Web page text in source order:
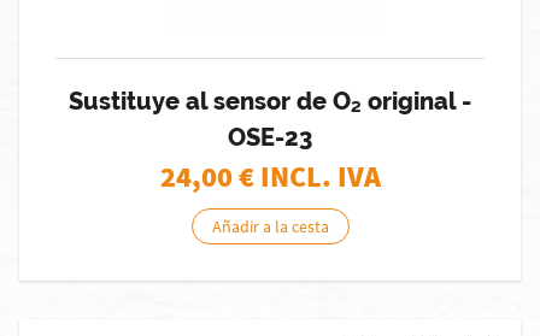
Sustituye al sensor de O₂ original -
OSE-23
24,00€ INCL. IVA
Añadir a la cesta